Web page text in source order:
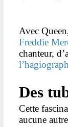
Avec
Freddie
chanteur,
Des
Cette
aucune